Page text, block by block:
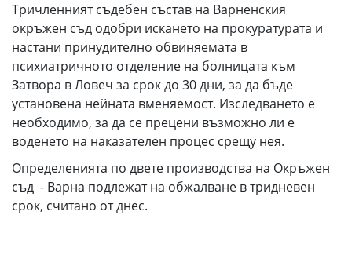
Тричленният съдебен състав на Варненския
окръжен съд одобри искането на прокуратурата и
настани принудително обвиняемата в
психиатричното отделение на болницата към
Затвора в Ловеч за срок до 30 дни, за да бъде
установена нейната вменяемост. Изследването е
необходимо, за да се прецени възможно ли е
воденето на наказателен процес срещу нея.
Определенията по двете производства на Окръжен
съд - Варна подлежат на обжалване в тридневен
срок, считано от днес.